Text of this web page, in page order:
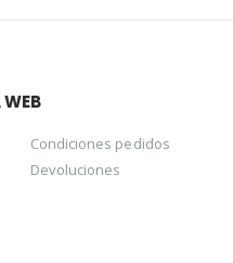
Condiciones pedidos
Devoluciones